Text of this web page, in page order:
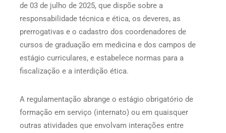
de 03 de julho de 2025, que dispõe sobre a
responsabilidade técnica e ética, os deveres, as
prerrogativas e o cadastro dos coordenadores de
cursos de graduação em medicina e dos campos de
estágio curriculares, e estabelece normas para a
fiscalização e a interdição ética.
A regulamentação abrange o estágio obrigatório de
formação em serviço (internato) ou em quaisquer
outras atividades que envolvam interações entre